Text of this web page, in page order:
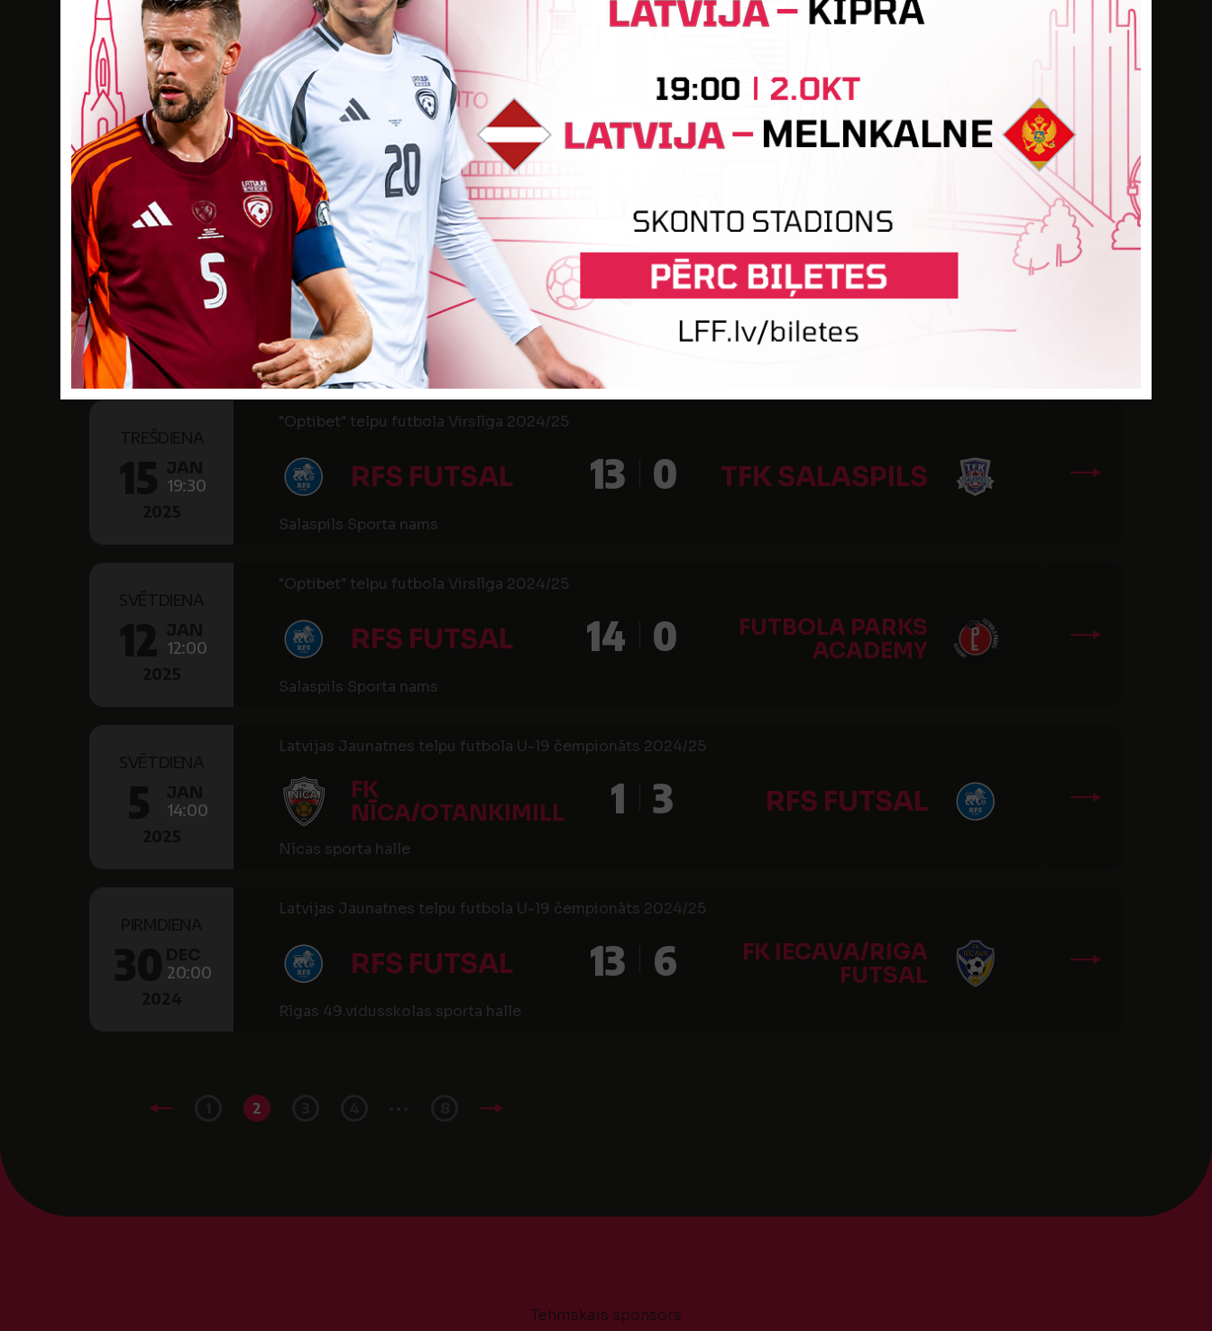
2025
Rimi OSC (Sporta spēļu zāle)
OTRDIENA
21 JAN
20:00
2025
"Optibet" telpu futbola Virslīga 2024/25
SALASPILS FA 0 RFS FUTSAL
13
Salaspils Sporta nams
SESTDIENA
18 JAN
17:00
2025
"Optibet" telpu futbola Virslīga 2024/25
FK MADONA 0 RFS FUTSAL
25
Madonas sporta centrs
19:30
"Optibet" telpu futbola Virslīga 2024/25
RFS FUTSAL 13 TFK SALASPILS
0
Salaspils Sporta nams
12:00
"Optibet" telpu futbola Virslīga 2024/25
RFS FUTSAL 14
FUTBOLA PARKS
ACADEMY
0
Salaspils Sporta nams
14:00
Latvijas Jaunatnes telpu futbola U-19 čempionāts 2024/25
FK
NĪCA/OTANKIMILL
1 RFS FUTSAL
3
Nīcas sporta halle
20:00
Latvijas Jaunatnes telpu futbola U-19 čempionāts 2024/25
RFS FUTSAL 13
FK IECAVA/RIGA
FUTSAL
6
Rīgas 49.vidusskolas sporta halle
2
Tehniskais sponsors